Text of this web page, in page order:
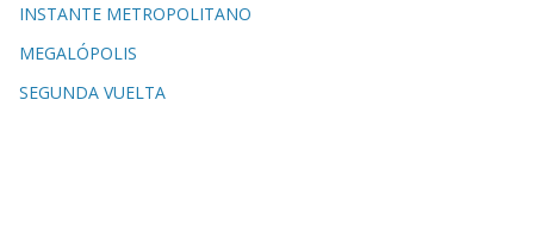
INSTANTE METROPOLITANO
MEGALÓPOLIS
SEGUNDA VUELTA